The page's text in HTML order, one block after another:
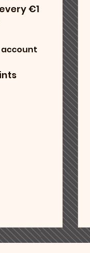
€1
account